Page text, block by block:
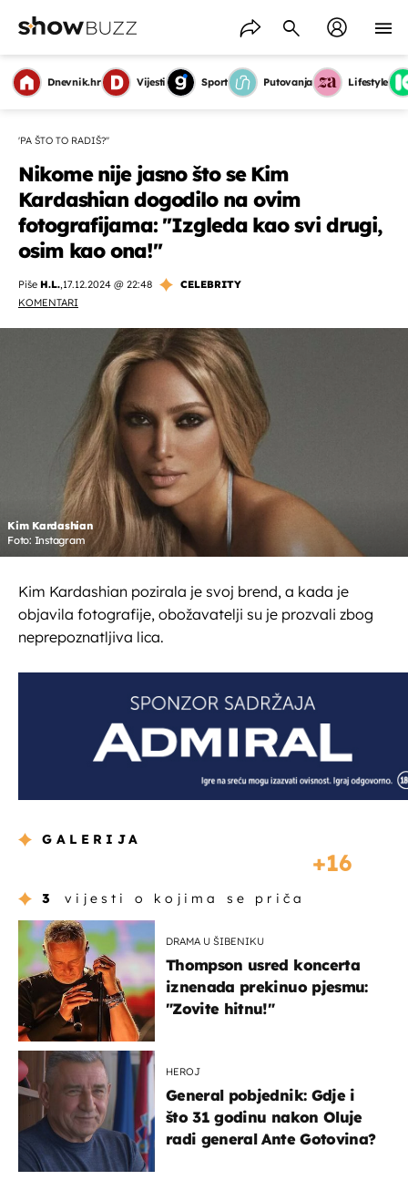
Dnevnik.hr Vijesti Sport Putovanja Lifestyle
'PA ŠTO TO RADIŠ?''
Nikome nije jasno što se Kim
Kardashian dogodilo na ovim
fotografijama: ''Izgleda kao svi drugi,
osim kao ona!''
Piše H.L.,17.12.2024 @ 22:48
CELEBRITY
KOMENTARI
Kim Kardashian
Foto: Instagram
Kim Kardashian pozirala je svoj brend, a kada je
objavila fotografije, obožavatelji su je prozvali zbog
neprepoznatljiva lica.
GALERIJA
16
3 vijesti o kojima se priča
DRAMA U ŠIBENIKU
Thompson usred koncerta
iznenada prekinuo pjesmu:
"Zovite hitnu!"
HEROJ
General pobjednik: Gdje i
što 31 godinu nakon Oluje
radi general Ante Gotovina?
OMOGUĆI OBAVIJESTI